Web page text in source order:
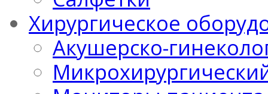
Хирургическое
Акушерско-